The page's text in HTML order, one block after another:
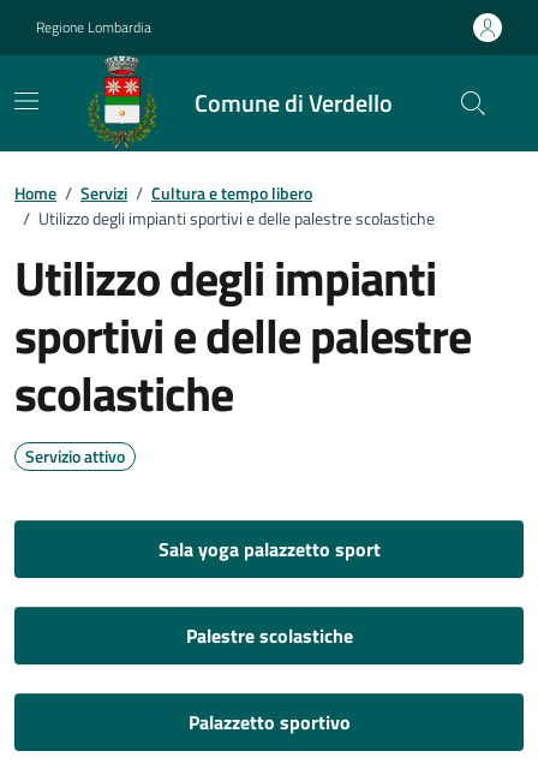
Regione Lombardia
Comune di Verdello
Home / Servizi / Cultura e tempo libero
/ Utilizzo degli impianti sportivi e delle palestre scolastiche
Utilizzo degli impianti
sportivi e delle palestre
scolastiche
Servizio attivo
Sala yoga palazzetto sport
Palestre scolastiche
Palazzetto sportivo